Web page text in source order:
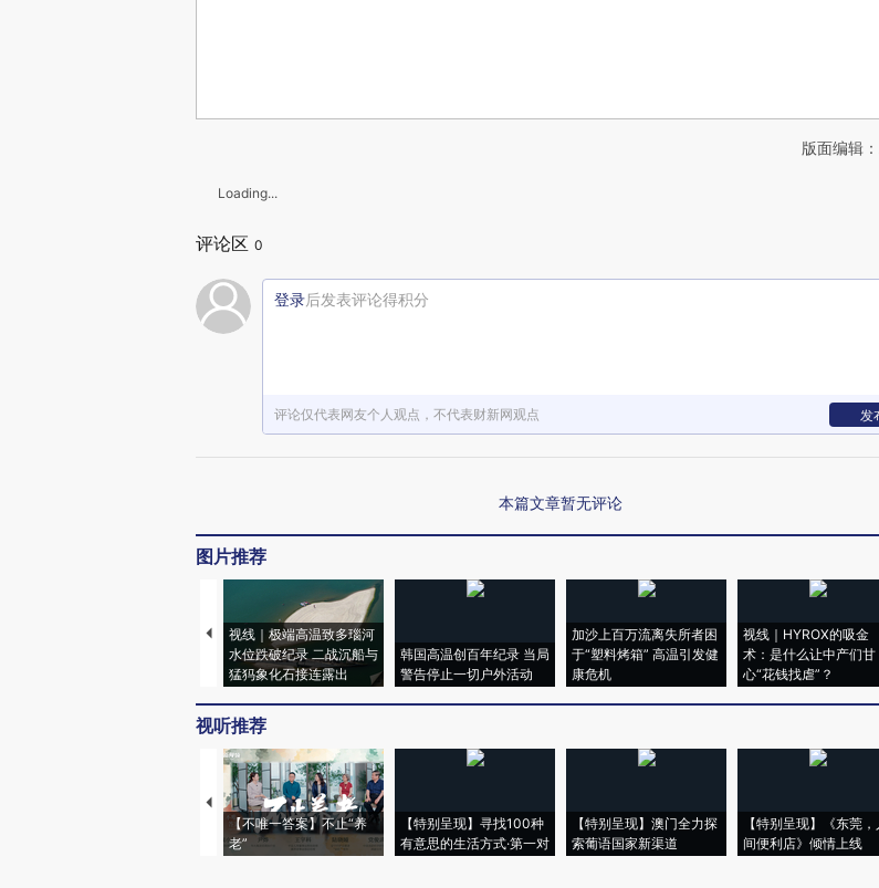
版面编辑
Loading...
评论区 0
登录后发表评论得积分
评论仅代表网友个人观点，不代表财新网观点 发
本篇文章暂无评论
图片推荐
视线｜极端高温致多瑙河
水位跌破纪录 二战沉船与
猛犸象化石接连露出
韩国高温创百年纪录 当局
警告停止一切户外活动
加沙上百万流离失所者困
于“塑料烤箱” 高温引发健
康危机
视线｜HYROX的吸金
术：是什么让中产们甘
心“花钱找虐”？
视听推荐
【不唯一答案】不止“养
老”
【特别呈现】寻找100种
有意思的生活方式·第一对
【特别呈现】澳门全力探
索葡语国家新渠道
【特别呈现】《东莞，
间便利店》倾情上线